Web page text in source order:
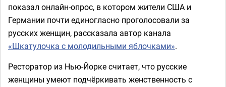
показал онлайн-опрос, в котором жители США и
Германии почти единогласно проголосовали за
русских женщин, рассказала автор канала
«Шкатулочка с молодильными яблочками».
Ресторатор из Нью-Йорке считает, что русские
женщины умеют подчёркивать женственность с